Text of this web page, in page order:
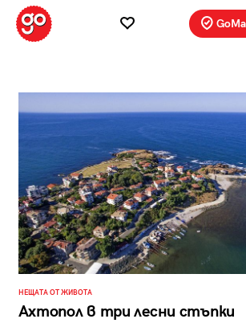
НЕЩАТА ОТ ЖИВОТА
Ахтопол в три лесни стъпки